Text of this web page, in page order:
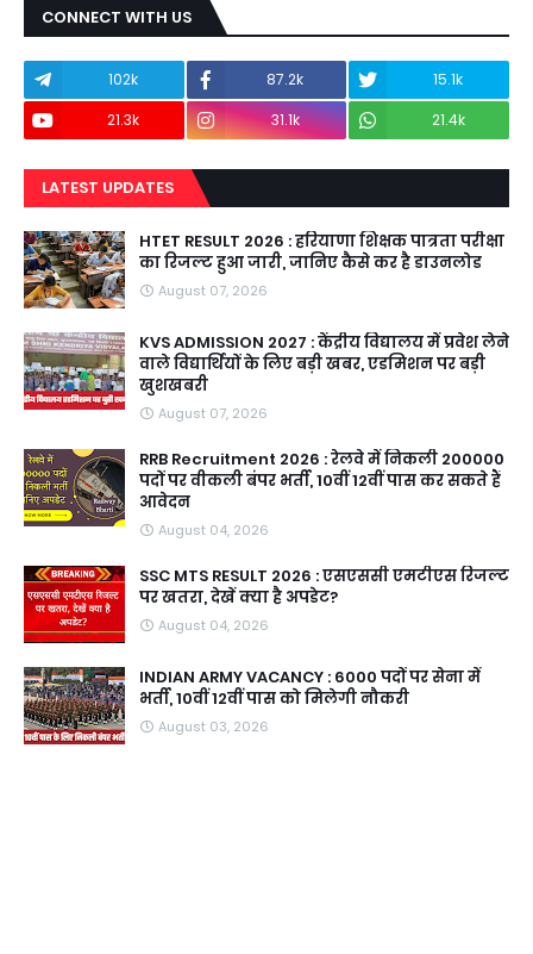
CONNECT WITH US
102k 87.2k
15.1k
21.3k
31.1k 21.4k
LATEST UPDATES
HTET RESULT 2026 : हरियाणा शिक्षक पात्रता परीक्षा
का रिजल्ट हुआ जारी, जानिए कैसे कर है डाउनलोड
August 07, 2026
KVS ADMISSION 2027 : केंद्रीय विद्यालय में प्रवेश लेने
वाले विद्यार्थियों के लिए बड़ी खबर, एडमिशन पर बड़ी
खुशखबरी
August 07, 2026
RRB Recruitment 2026 : रेलवे में निकली 200000
पदों पर वीकली बंपर भर्ती, 10वीं 12वीं पास कर सकते हैं
आवेदन
August 04, 2026
SSC MTS RESULT 2026 : एसएससी एमटीएस रिजल्ट
पर खतरा, देखें क्या है अपडेट?
August 04, 2026
INDIAN ARMY VACANCY : 6000 पदों पर सेना में
भर्ती, 10वीं 12वीं पास को मिलेगी नौकरी
August 03, 2026